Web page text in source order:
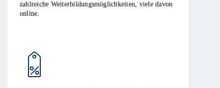
zahlreiche Weiterbildungsmöglichkeiten, viele davon
online.